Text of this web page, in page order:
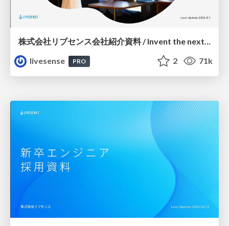
株式会社リブセンス会社紹介資料 / Invent the next common.
livesense
PRO 2 71k